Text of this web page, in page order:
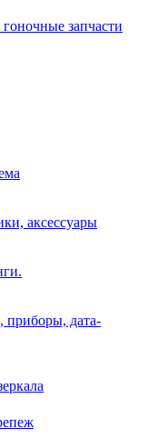
запчасти
аксессуары
приборы, дата-